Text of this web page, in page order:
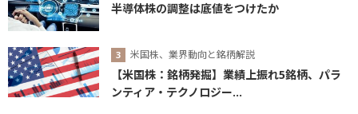
半導体株の調整は底値をつけたか
米国株、業界動向と銘柄解説
【米国株：銘柄発掘】業績上振れ5銘柄、パラ
ンティア・テクノロジー...